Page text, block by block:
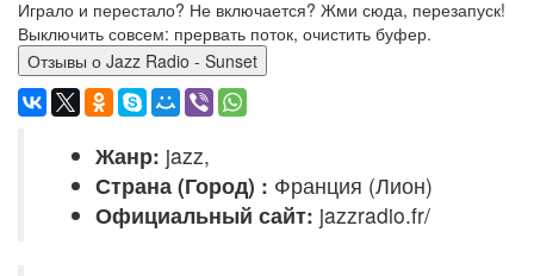
Играло и перестало? Не включается? Жми сюда, перезапуск!
Выключить совсем: прервать поток, очистить буфер.
Отзывы о Jazz Radio - Sunset
Жанр: jazz,
Страна (Город) : Франция (Лион)
Официальный сайт: jazzradio.fr/